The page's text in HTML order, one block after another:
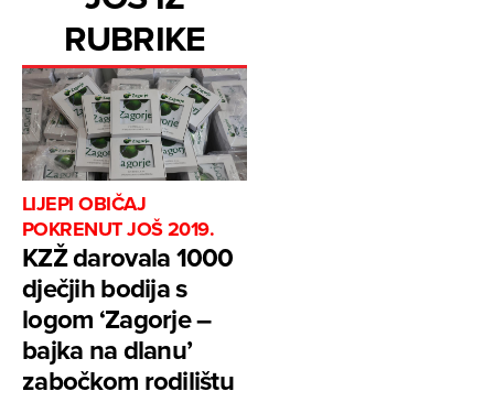
RUBRIKE
LIJEPI OBIČAJ
POKRENUT JOŠ 2019.
KZŽ darovala 1000
dječjih bodija s
logom ‘Zagorje –
bajka na dlanu’
zabočkom rodilištu